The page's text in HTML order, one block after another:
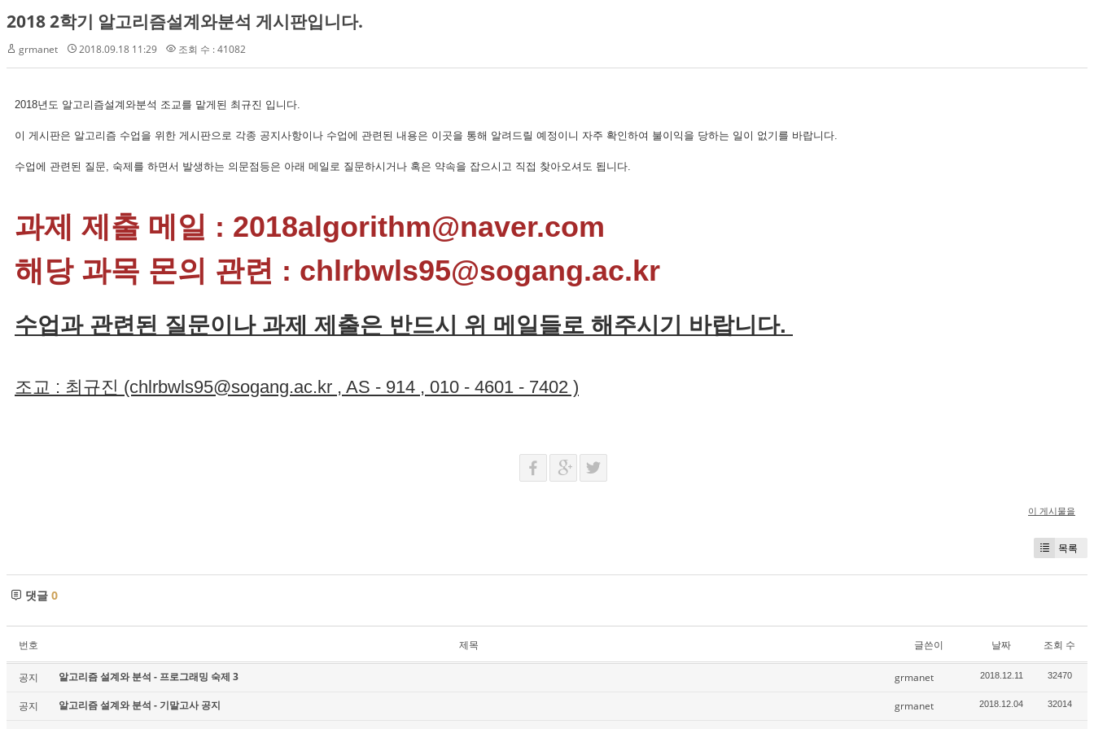
2018 2학기 알고리즘설계와분석 게시판입니다.
grmanet 2018.09.18 11:29 조회 수 : 41082
2018년도 알고리즘설계와분석 조교를 맡게된 최규진 입니다.
이 게시판은 알고리즘 수업을 위한 게시판으로 각종 공지사항이나 수업에 관련된 내용은 이곳을 통해 알려드릴 예정이니 자주 확인하여 불이익을 당하는 일이 없기를 바랍니다.
수업에 관련된 질문, 숙제를 하면서 발생하는 의문점등은 아래 메일로 질문하시거나 혹은 약속을 잡으시고 직접 찾아오셔도 됩니다.
과제 제출 메일 : 2018algorithm@naver.com
해당 과목 몬의 관련 : chlrbwls95@sogang.ac.kr
수업과 관련된 질문이나 과제 제출은 반드시 위 메일들로 해주시기 바랍니다.
조교 : 최규진 (chlrbwls95@sogang.ac.kr , AS - 914 , 010 - 4601 - 7402 )
이 게시물을
목록
댓글 0
번호 제목 글쓴이 날짜 조회 수
공지 알고리즘 설계와 분석 - 프로그래밍 숙제 3 grmanet 2018.12.11 32470
공지 알고리즘 설계와 분석 - 기말고사 공지 grmanet 2018.12.04 32014